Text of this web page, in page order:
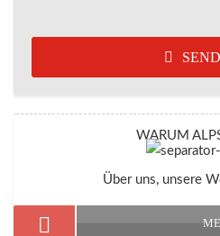
WARUM
Über uns, unsere